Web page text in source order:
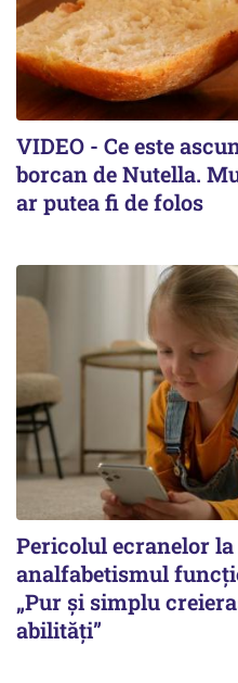
VIDEO - Ce este
borcan de Nutella.
ar putea fi de folos
Pericolul ecranelor
analfabetismul
„Pur și simplu
abilități”